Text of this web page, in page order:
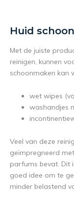
Huid
Met de juiste
reinigen, kunnen
schoonmaken kan
wet wipes
washandjes
Veel van deze
geïmpregneerd
parfums bevat. Dit
goed idee om te
minder belastend